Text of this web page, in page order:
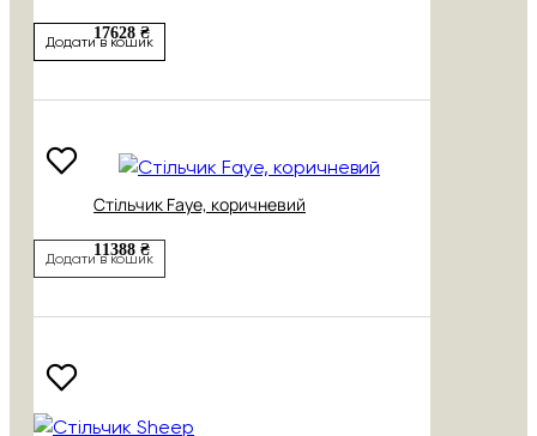
17628 ₴
Додати в кошик
Стільчик Faye, коричневий
11388 ₴
Додати в кошик